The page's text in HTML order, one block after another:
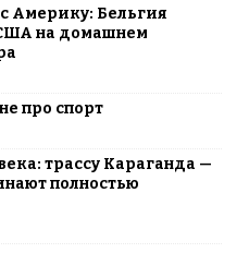
Америку: Бельгия
на домашнем
про спорт
трассу Караганда —
полностью